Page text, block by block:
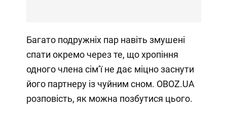
Багато подружніх пар навіть змушені
спати окремо через те, що хропіння
одного члена сімʼї не дає міцно заснути
його партнеру із чуйним сном. OBOZ.UA
розповість, як можна позбутися цього.